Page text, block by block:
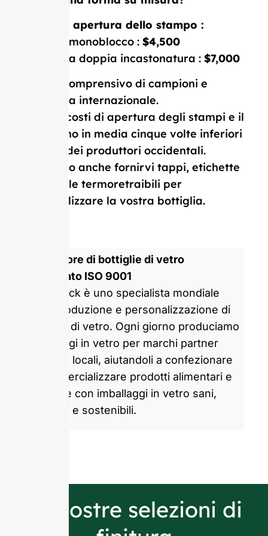
Costo di apertura dello stampo :
Stampo monoblocco : $4,500
Stampo a doppia incastonatura : $7,000
Prezzo comprensivo di campioni e
consegna internazionale.
I nostri costi di apertura degli stampi e il
MOQ sono in media cinque volte inferiori
a quelli dei produttori occidentali.
Possiamo anche fornirvi tappi, etichette
e pellicole termoretraibili per
personalizzare la vostra bottiglia.
Produttore di bottiglie di vetro
certificato ISO 9001
GlassRock è uno specialista mondiale
nella produzione e personalizzazione di
bottiglie di vetro. Ogni giorno produciamo
imballaggi in vetro per marchi partner
globali e locali, aiutandoli a confezionare
e commercializzare prodotti alimentari e
bevande con imballaggi in vetro sani,
attraenti e sostenibili.
Le nostre selezioni di